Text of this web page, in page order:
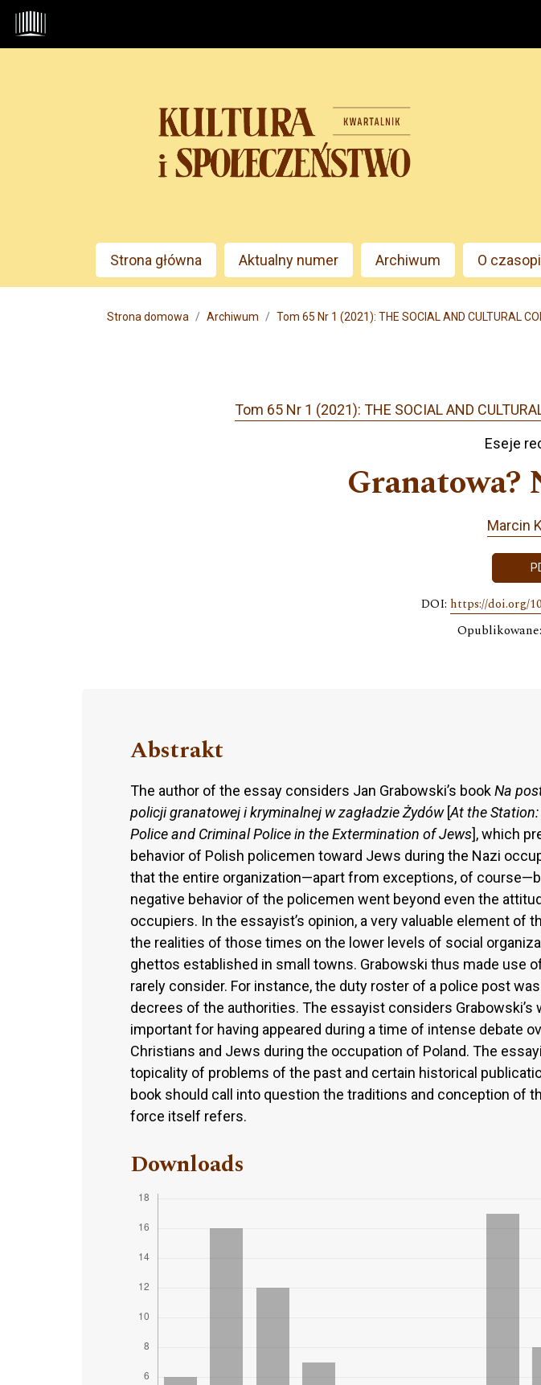
Przejdź do głównego menu
Przejdź do sekcji głównej
Przejdź do stopki
Admin menu
Main menu
Strona główna Aktualny numer Archiwum O
Strona domowa Archiwum Tom 65 Nr 1 (2021): THE SOCIAL AND CULTURAL
Tom 65 Nr 1 (2021): THE SOCIAL AND
Eseje
Granatowa?
Marcin
DOI: https://doi.org/
Abstrakt
The author of the essay considers Jan Grabowski’s bookNa
policji granatowej i kryminalnej w zagładzie Żydów[At the
Police and Criminal Police in the Extermination of Jews], which
behavior of Polish policemen toward Jews during the Nazi
that the entire organization—apart from exceptions, of
negative behavior of the policemen went beyond even the
occupiers. In the essayist’s opinion, a very valuable element of
the realities of those times on the lower levels of social
ghettos established in small towns. Grabowski thus made use
rarely consider. For instance, the duty roster of a police post
decrees of the authorities. The essayist considers Grabowski’s
important for having appeared during a time of intense debate
Christians and Jews during the occupation of Poland. The
topicality of problems of the past and certain historical
book should call into question the traditions and conception of
force itself refers.
Downloads